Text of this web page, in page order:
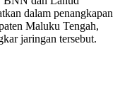
dalam penangkapan
Maluku Tengah,
jaringan tersebut.